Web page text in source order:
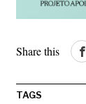
Share this
TAGS